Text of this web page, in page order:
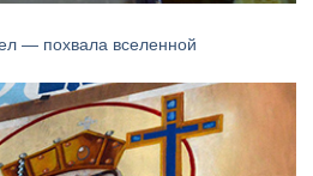
— похвала вселенной